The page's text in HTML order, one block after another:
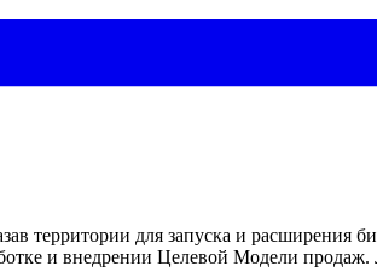
территории для запуска и расширения
и внедрении Целевой Модели